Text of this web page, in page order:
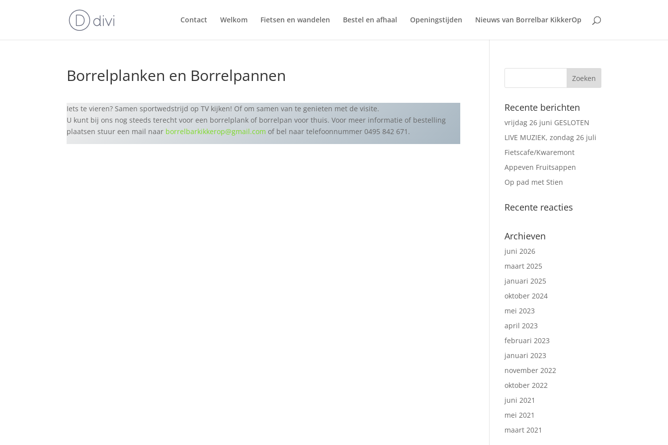
Contact Welkom Fietsen en wandelen Bestel en afhaal Openingstijden Nieuws van Borrelbar KikkerOp
Borrelplanken en Borrelpannen
Iets te vieren? Samen sportwedstrijd op TV kijken! Of om samen van te genieten met de visite.
U kunt bij ons nog steeds terecht voor een borrelplank of borrelpan voor thuis. Voor meer informatie of bestelling
plaatsen stuur een mail naar borrelbarkikkerop@gmail.com of bel naar telefoonnummer 0495 842 671.
Recente berichten
vrijdag 26 juni GESLOTEN
LIVE MUZIEK, zondag 26 juli
Fietscafe/Kwaremont
Appeven Fruitsappen
Op pad met Stien
Recente reacties
Archieven
juni 2026
maart 2025
januari 2025
oktober 2024
mei 2023
april 2023
februari 2023
januari 2023
november 2022
oktober 2022
juni 2021
mei 2021
maart 2021